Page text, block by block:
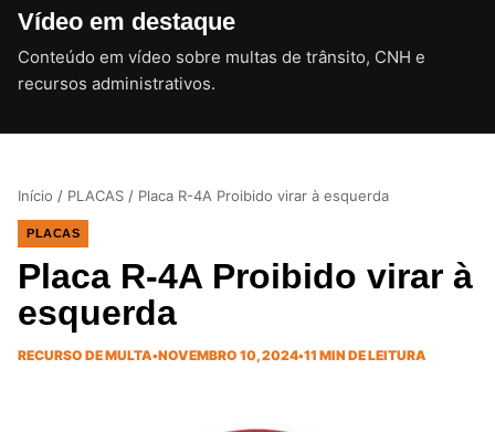
Vídeo em destaque
Conteúdo em vídeo sobre multas de trânsito, CNH e
recursos administrativos.CLIQUE PARA ATIVAR O SOM
Início / PLACAS / Placa R-4A Proibido virar à esquerda
PLACAS
Placa R-4A Proibido virar à
esquerda
RECURSO DE MULTA•NOVEMBRO 10, 2024•11 MIN DE LEITURA